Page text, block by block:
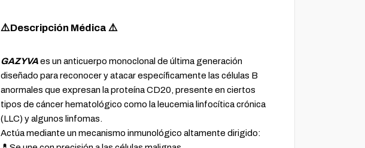
⚠️Descripción Médica ⚠️
GAZYVAes un anticuerpo monoclonal de última generación
diseñado para reconocer y atacar específicamente las células B
anormales que expresan la proteína CD20, presente en ciertos
tipos de cáncer hematológico como la leucemia linfocítica crónica
(LLC) y algunos linfomas.
Actúa mediante un mecanismo inmunológico altamente dirigido: